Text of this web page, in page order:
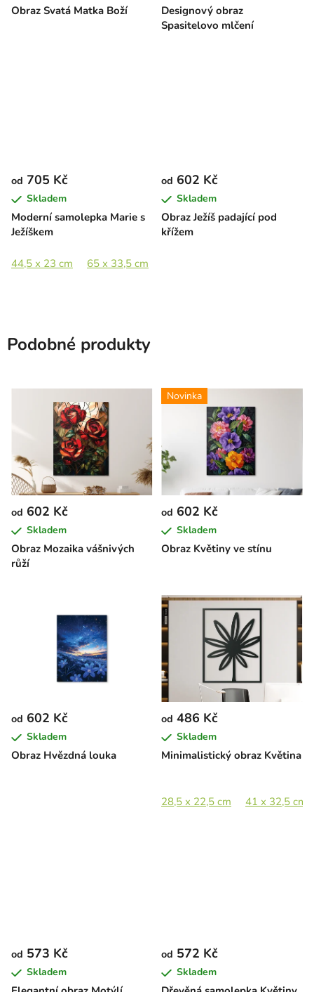
Obraz Svatá Matka Boží
Designový obraz
Spasitelovo mlčení
Moderní samolepka Marie s
Ježíškem
od 705 Kč
Skladem
44,5 x 23 cm 65 x 33,5 cm
Obraz Ježíš padající pod
křížem
od 602 Kč
Skladem
Podobné produkty
Obraz Mozaika vášnivých
růží
od 602 Kč
Skladem
Novinka
Obraz Květiny ve stínu
od 602 Kč
Skladem
Obraz Hvězdná louka
od 602 Kč
Skladem
Minimalistický obraz Květina
od 486 Kč
Skladem
28,5 x 22,5 cm 41 x 32,5 cm
od 573 Kč
Skladem
od 572 Kč
Skladem